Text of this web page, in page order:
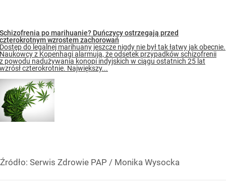
Schizofrenia po marihuanie? Duńczycy ostrzegają przed
czterokrotnym wzrostem zachorowań
Dostęp do legalnej marihuany jeszcze nigdy nie był tak łatwy jak obecnie.
Naukowcy z Kopenhagi alarmują, że odsetek przypadków schizofrenii
z powodu nadużywania konopi indyjskich w ciągu ostatnich 25 lat
wzrósł czterokrotnie. Największy...
Źródło: Serwis Zdrowie PAP / Monika Wysocka